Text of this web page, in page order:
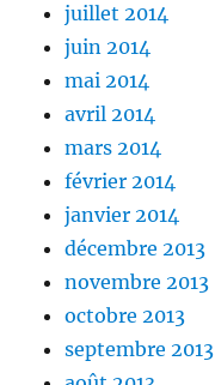
juillet 2014
juin 2014
mai 2014
avril 2014
mars 2014
février 2014
janvier 2014
décembre 2013
novembre 2013
octobre 2013
septembre 2013